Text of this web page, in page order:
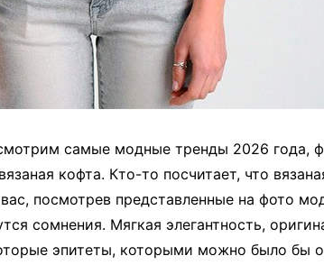
самые модные тренды 2026 года,
кофта. Кто-то посчитает, что
посмотрев представленные на фото
сомнения. Мягкая элегантность,
эпитеты, которыми можно было бы